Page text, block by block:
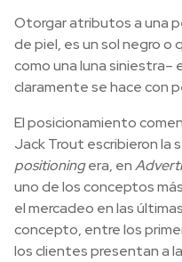
Otorgar atributos a una
de piel, es un sol negro o
como una luna siniestra–
claramente se hace con
El posicionamiento
Jack Trout escribieron la
positioningera, en
uno de los conceptos
el mercadeo en las
concepto, entre los
los clientes presentan a